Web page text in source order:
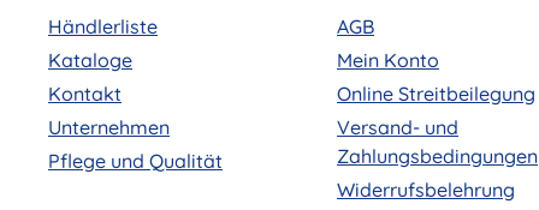
Händlerliste
Kataloge
Kontakt
Unternehmen
Pflege und Qualität
AGB
Mein Konto
Online Streitbeilegung
Versand- und
Zahlungsbedingungen
Widerrufsbelehrung